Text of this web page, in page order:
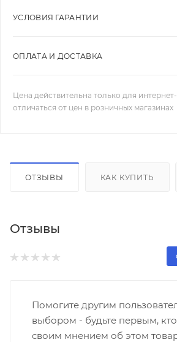
УСЛОВИЯ ГАРАНТИИ
ОПЛАТА И ДОСТАВКА
Цена действительна только для
отличаться от цен в розничных магазинах
ОТЗЫВЫ КАК КУПИТЬ
Отзывы
Помогите другим
выбором - будьте первым,
своим мнением об этом